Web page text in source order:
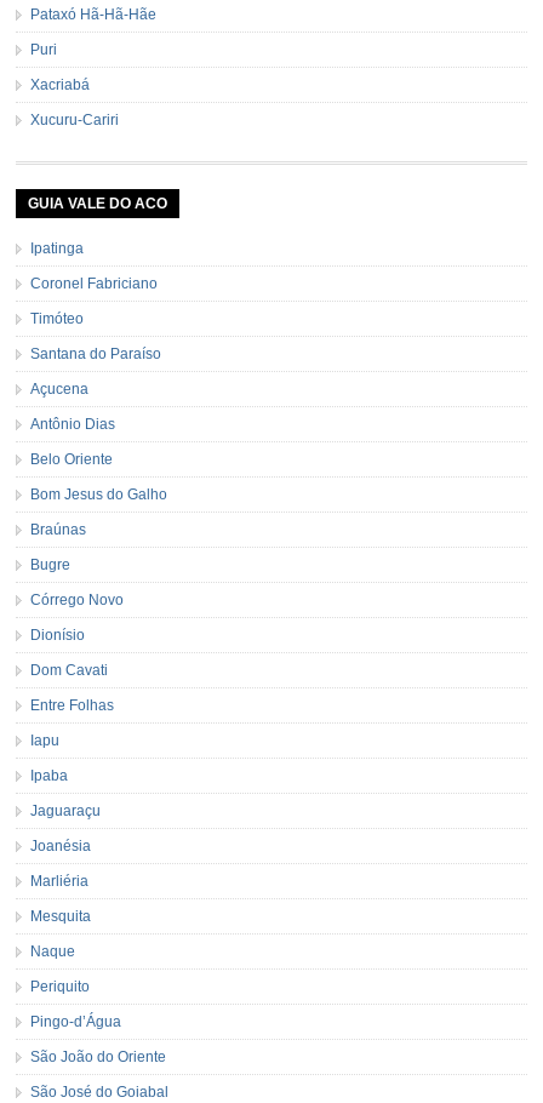
Pataxó Hã-Hã-Hãe
Puri
Xacriabá
Xucuru-Cariri
GUIA VALE DO ACO
Ipatinga
Coronel Fabriciano
Timóteo
Santana do Paraíso
Açucena
Antônio Dias
Belo Oriente
Bom Jesus do Galho
Braúnas
Bugre
Córrego Novo
Dionísio
Dom Cavati
Entre Folhas
Iapu
Ipaba
Jaguaraçu
Joanésia
Marliéria
Mesquita
Naque
Periquito
Pingo-d’Água
São João do Oriente
São José do Goiabal